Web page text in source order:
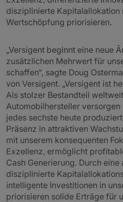
disziplinierte
Wertschöpfung priorisieren.
„Versigent beginnt eine neue
zusätzlichen Mehrwert für
schaffen“, sagte Doug
von Versigent. „Versigent ist
Als stolzer Bestandteil
Automobilhersteller
jedes sechste heute
Präsenz in attraktiven
mit unserem konsequenten
Exzellenz, ermöglicht
Cash Generierung. Durch
disziplinierte
intelligente Investitionen in
priorisieren solide Erträge für